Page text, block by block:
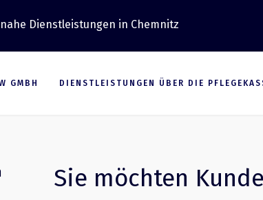
Dienstleistungen in Chemnitz
GMBH DIENSTLEISTUNGEN ÜBER DIE
Sie möchten